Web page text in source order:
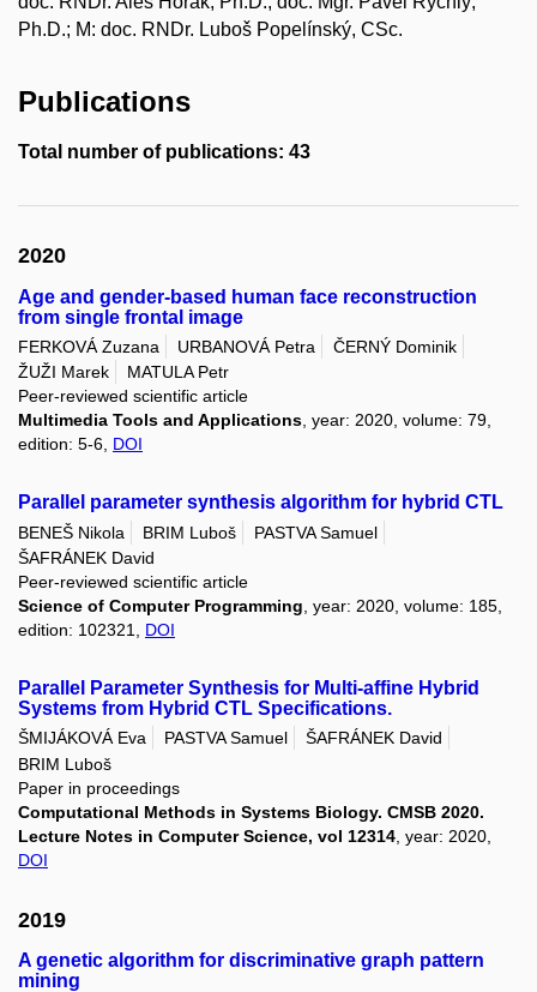
Ph.D.; M: doc. RNDr. Luboš Popelínský, CSc.
Publications
Total number of publications: 43
2020
Age and gender-based human face reconstruction
from single frontal image
FERKOVÁ Zuzana URBANOVÁ Petra
ČERNÝ Dominik
ŽUŽI Marek
MATULA Petr
Peer-reviewed scientific article
Multimedia Tools and Applications, year: 2020, volume: 79,
edition: 5-6, DOI
Parallel parameter synthesis algorithm for hybrid CTL
BENEŠ Nikola BRIM Luboš
PASTVA Samuel
ŠAFRÁNEK David
Peer-reviewed scientific article
Science of Computer Programming , year: 2020, volume: 185,
edition: 102321, DOI
Parallel Parameter Synthesis for Multi-affine Hybrid
Systems from Hybrid CTL Specifications.
ŠMIJÁKOVÁ Eva PASTVA Samuel
ŠAFRÁNEK David
BRIM Luboš
Paper in proceedings
Computational Methods in Systems Biology. CMSB 2020.
Lecture Notes in Computer Science, vol 12314 , year: 2020,
DOI
2019
A genetic algorithm for discriminative graph pattern
mining